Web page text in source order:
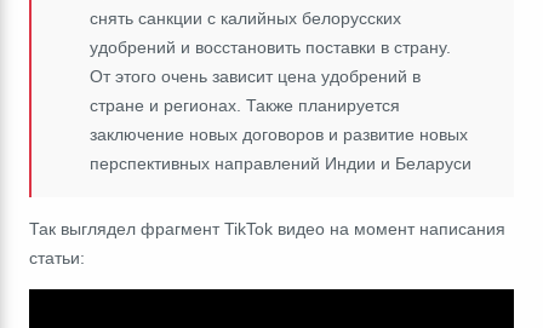
снять санкции с калийных белорусских
удобрений и восстановить поставки в страну.
От этого очень зависит цена удобрений в
стране и регионах. Также планируется
заключение новых договоров и развитие новых
перспективных направлений Индии и Беларуси
Так выглядел фрагмент TikTok видео на момент написания
статьи: